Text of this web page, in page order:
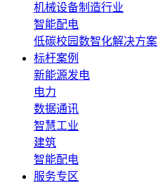
机械设备制造行业
智能配电
低碳校园数智化解决方案
标杆案例
新能源发电
电力
数据通讯
智慧工业
建筑
智能配电
服务专区